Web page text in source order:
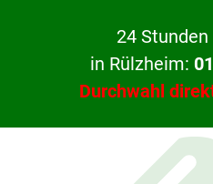
24
in Rülzheim:
Durchwahl